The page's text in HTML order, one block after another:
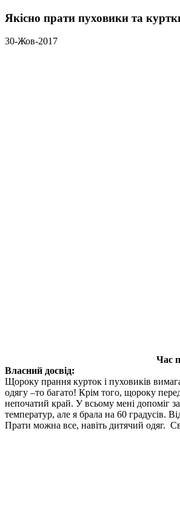
Якісно прати пуховики та
30-Жов-2017
Час
Власний досвід:
Щороку прання курток і пуховиків
одягу –то багато! Крім того, щороку
непочатий край. У всьому мені допоміг
температур, але я брала на 60 градусів.
Прати можна все, навіть дитячий одяг.